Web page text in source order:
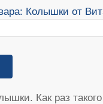
Как раз